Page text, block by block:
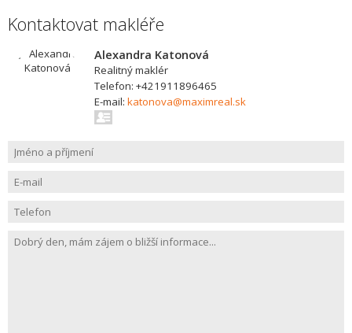
Kontaktovat makléře
Alexandra Katonová
Realitný maklér
Telefon: +421911896465
E-mail: katonova@maximreal.sk